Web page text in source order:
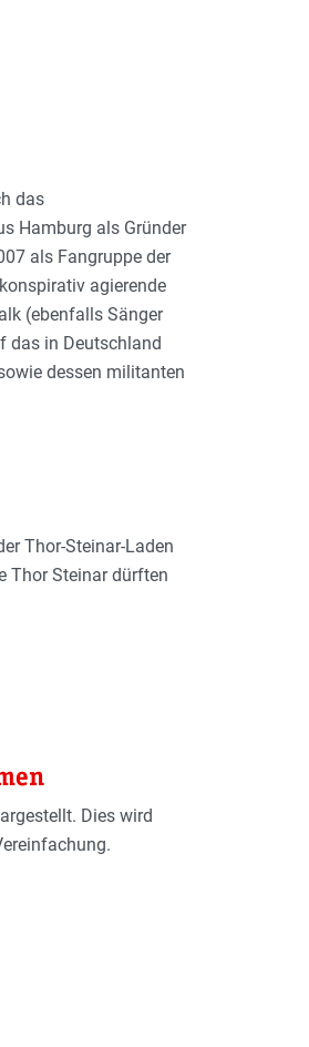
das
Hamburg als Gründer
als Fangruppe der
agierende
(ebenfalls Sänger
das in Deutschland
dessen militanten
Thor-Steinar-Laden
Thor Steinar dürften
Dies wird